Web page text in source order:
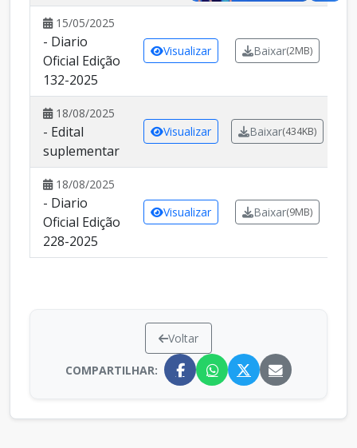
15/05/2025
- Diario
Oficial Edição
132-2025
Visualizar Baixar(2MB)
18/08/2025
- Edital
suplementar
Visualizar Baixar(434KB)
18/08/2025
- Diario
Oficial Edição
228-2025
Visualizar Baixar(9MB)
Voltar
COMPARTILHAR: